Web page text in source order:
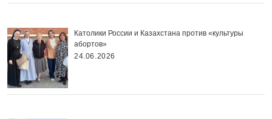
Католики России и Казахстана против «культуры
абортов»
24.06.2026